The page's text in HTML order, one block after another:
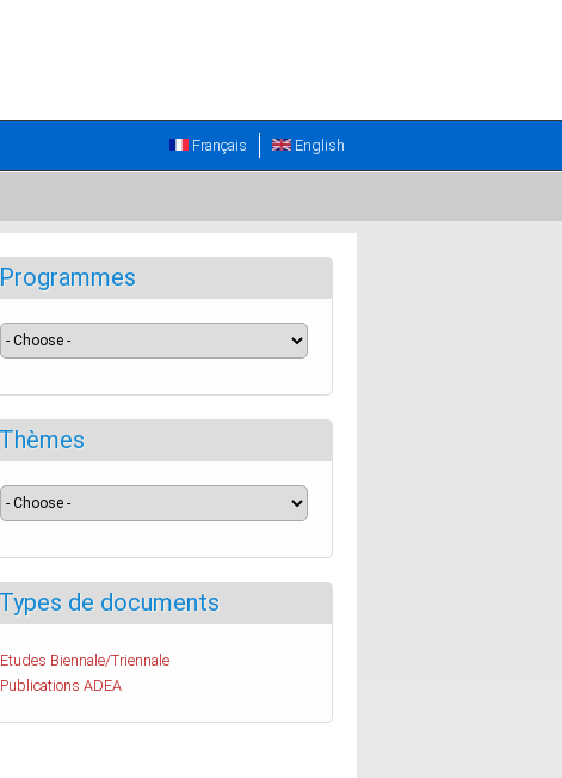
English
Français
Programmes
Thèmes
Types de documents
Etudes Biennale/Triennale
Publications ADEA